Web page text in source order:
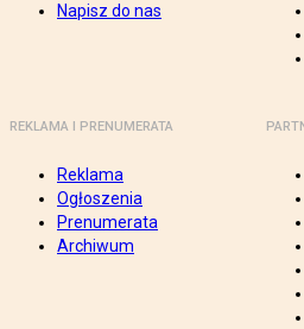
Napisz do nas
REKLAMA I PRENUMERATA
Reklama
Ogłoszenia
Prenumerata
Archiwum